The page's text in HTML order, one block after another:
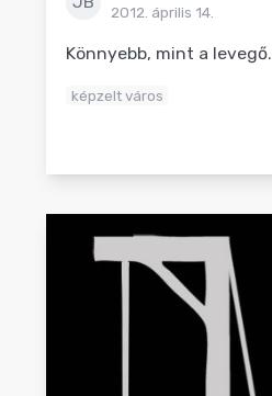
2012. április 14.
Könnyebb, mint a levegő.
képzelt város